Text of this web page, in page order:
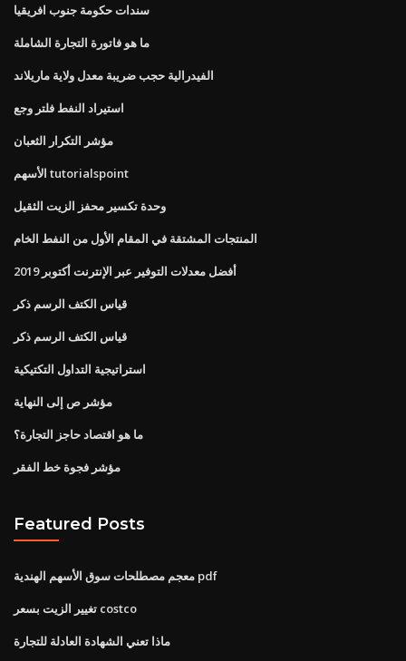
سندات حكومة جنوب افريقيا
ما هو فاتورة التجارة الشاملة
الفيدرالية حجب ضريبة معدل ولاية ماريلاند
استيراد النفط فلتر وجع
مؤشر التكرار الثعبان
الأسهم tutorialspoint
وحدة تكسير محفز الزيت الثقيل
المنتجات المشتقة في المقام الأول من النفط الخام
أفضل معدلات التوفير عبر الإنترنت أكتوبر 2019
قياس الكتف الرسم ذكر
قياس الكتف الرسم ذكر
استراتيجية التداول التكتيكية
مؤشر ص إلى النهاية
ما هو اقتصاد حاجز التجارة؟
مؤشر فجوة خط الفقر
Featured Posts
معجم مصطلحات سوق الأسهم الهندية pdf
تغيير الزيت بسعر costco
ماذا تعني الشهادة العادلة للتجارة